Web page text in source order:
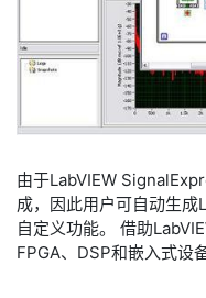
由于LabVIEW
成，因此用户可自动生成
自定义功能。 借助
FPGA、DSP和嵌入式设备